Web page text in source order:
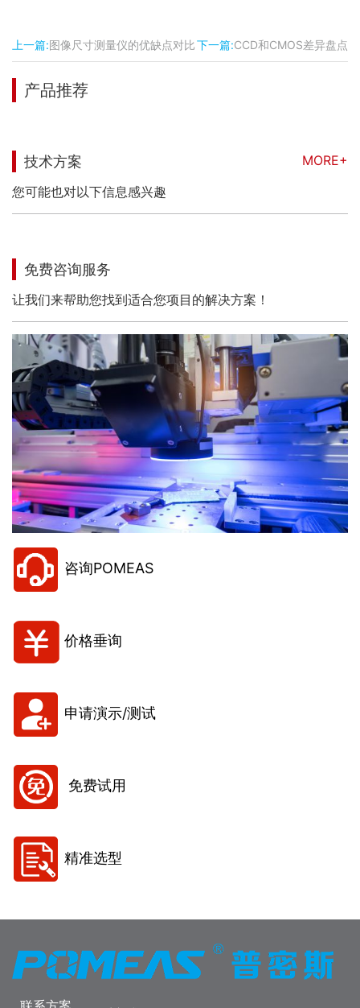
上一篇:图像尺寸测量仪的优缺点对比下一篇:CCD和CMOS差异盘点
产品推荐
技术方案
MORE+
您可能也对以下信息感兴趣
免费咨询服务
让我们来帮助您找到适合您项目的解决方案！
咨询POMEAS
价格垂询
申请演示/测试
免费试用
精准选型